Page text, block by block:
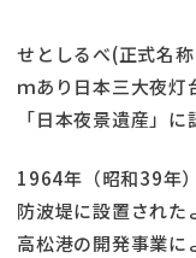
せとしるべ(正式名
ｍあり日本三大夜
「日本夜景遺産」
1964年（昭和39年
防波堤に設置された
高松港の開発事業に